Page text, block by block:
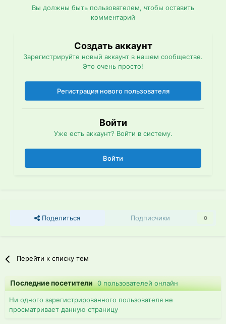
Вы должны быть пользователем, чтобы оставить
комментарий
Создать аккаунт
Зарегистрируйте новый аккаунт в нашем сообществе.
Это очень просто!
Регистрация нового пользователя
Войти
Уже есть аккаунт? Войти в систему.
Войти
Поделиться Подписчики 0
Перейти к списку тем
Последние посетители0 пользователей онлайн
Ни одного зарегистрированного пользователя не
просматривает данную страницу